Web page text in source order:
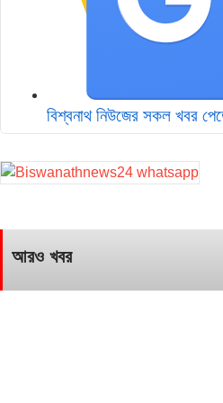
বিশ্বনাথ নিউজের সকল খবর
আরও খবর